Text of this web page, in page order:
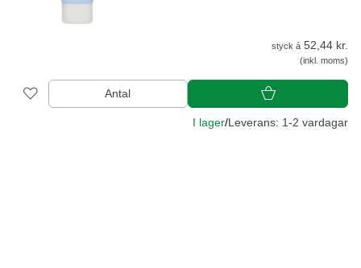
styck á 52,44 kr.
(inkl. moms)
Antal
I lager/Leverans: 1-2 vardagar